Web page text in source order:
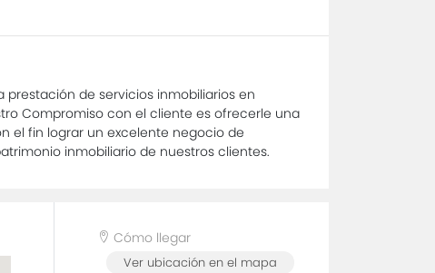
de servicios inmobiliarios en
Compromiso con el cliente es ofrecerle una
el fin lograr un excelente negocio de
inmobiliario de nuestros clientes.
Cómo llegar
Ver ubicación en el mapa